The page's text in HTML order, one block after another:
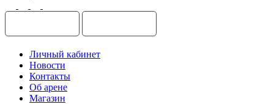
Личный кабинет
Новости
Контакты
Об арене
Магазин